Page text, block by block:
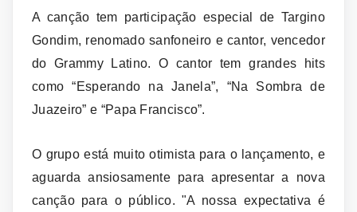
A canção tem participação especial de Targino
Gondim, renomado sanfoneiro e cantor, vencedor
do Grammy Latino. O cantor tem grandes hits
como “Esperando na Janela”, “Na Sombra de
Juazeiro” e “Papa Francisco”.
O grupo está muito otimista para o lançamento, e
aguarda ansiosamente para apresentar a nova
canção para o público. "A nossa expectativa é